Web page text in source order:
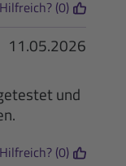
Hilfreich? (0)
11.05.2026
und
Hilfreich? (0)